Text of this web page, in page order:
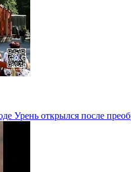
Урень открылся после